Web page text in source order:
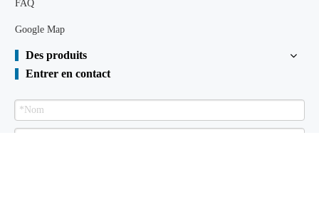
FAQ
Google Map
Des produits
Entrer en contact